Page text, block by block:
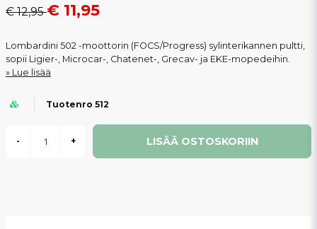
€ 12,95€ 11,95
Lombardini 502 -moottorin (FOCS/Progress) sylinterikannen pultti,
sopii Ligier-, Microcar-, Chatenet-, Grecav- ja EKE-mopedeihin.
Lue lisää
Tuotenro 512
- + LISÄÄ OSTOSKORIIN